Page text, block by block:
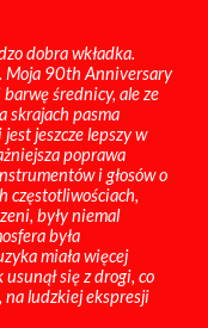
dobra wkładka.
Moja 90th Anniversary
średnicy, ale ze
skrajach pasma
jeszcze lepszy w
poprawa
i głosów o
częstotliwościach,
były niemal
była
miała więcej
się z drogi, co
na ludzkiej ekspresji